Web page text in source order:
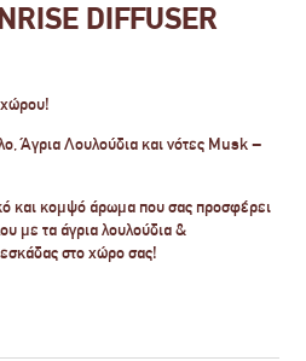
DIFFUSER
Άγρια Λουλούδια και νότες Musk –
και κομψό άρωμα που σας προσφέρει
με τα άγρια λουλούδια &
στο χώρο σας!